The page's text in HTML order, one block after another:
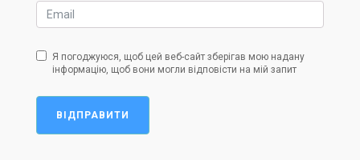
Я погоджуюся, щоб цей веб-сайт зберігав мою надану
інформацію, щоб вони могли відповісти на мій запит
ВІДПРАВИТИ